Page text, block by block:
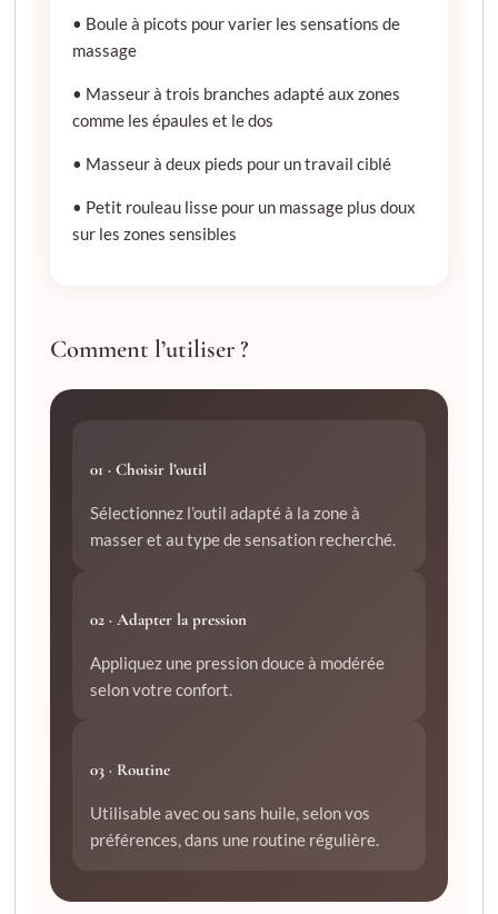
• Boule à picots pour varier les sensations de
massage
• Masseur à trois branches adapté aux zones
comme les épaules et le dos
• Masseur à deux pieds pour un travail ciblé
• Petit rouleau lisse pour un massage plus doux
sur les zones sensibles
Comment l’utiliser ?
01 · Choisir l’outil
Sélectionnez l’outil adapté à la zone à
masser et au type de sensation recherché.
02 · Adapter la pression
Appliquez une pression douce à modérée
selon votre confort.
03 · Routine
Utilisable avec ou sans huile, selon vos
préférences, dans une routine régulière.